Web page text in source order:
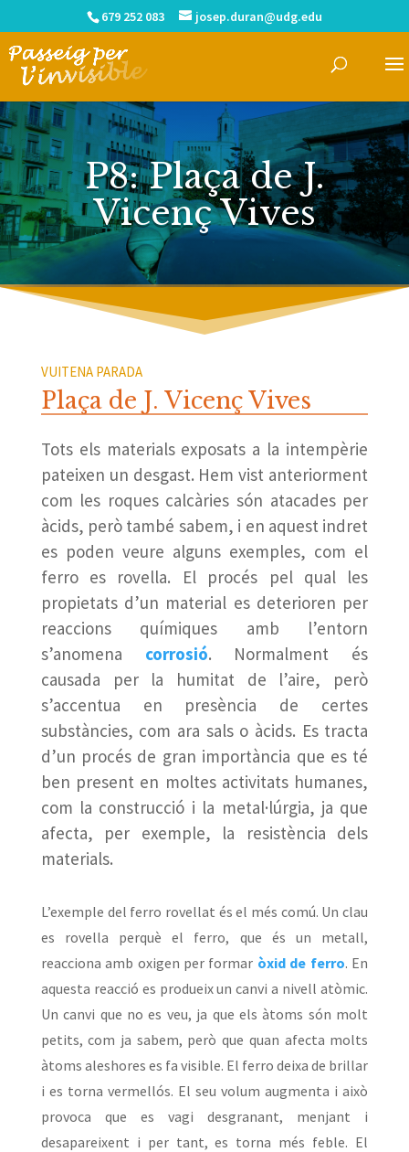
679 252 083 josep.duran@udg.edu
P8: Plaça de J.
Vicenç Vives
VUITENA PARADA
Plaça de J. Vicenç Vives
Tots els materials exposats a la intempèrie
pateixen un desgast. Hem vist anteriorment
com les roques calcàries són atacades per
àcids, però també sabem, i en aquest indret
es poden veure alguns exemples, com el
ferro es rovella. El procés pel qual les
propietats d’un material es deterioren per
reaccions químiques amb l’entorn
s’anomena corrosió. Normalment és
causada per la humitat de l’aire, però
s’accentua en presència de certes
substàncies, com ara sals o àcids. Es tracta
d’un procés de gran importància que es té
ben present en moltes activitats humanes,
com la construcció i la metal·lúrgia, ja que
afecta, per exemple, la resistència dels
materials.
L’exemple del ferro rovellat és el més comú. Un clau
es rovella perquè el ferro, que és un metall,
reacciona amb oxigen per formar òxid de ferro. En
aquesta reacció es produeix un canvi a nivell atòmic.
Un canvi que no es veu, ja que els àtoms són molt
petits, com ja sabem, però que quan afecta molts
àtoms aleshores es fa visible. El ferro deixa de brillar
i es torna vermellós. El seu volum augmenta i això
provoca que es vagi desgranant, menjant i
desapareixent i per tant, es torna més feble. El